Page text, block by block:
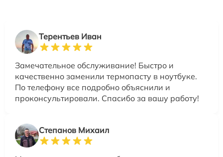
Терентьев Иван
Замечательное обслуживание! Быстро и
качественно заменили термопасту в ноутбуке.
По телефону все подробно объяснили и
проконсультировали. Спасибо за вашу работу!
Степанов Михаил